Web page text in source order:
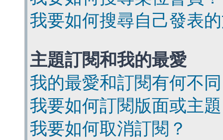
我要如何搜尋自己發表
主題訂閱和我的最愛
我的最愛和訂閱有何不
我要如何訂閱版面或主
我要如何取消訂閱？